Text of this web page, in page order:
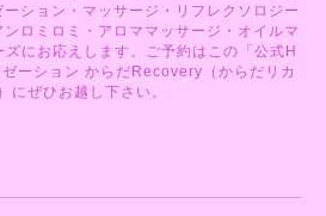
ション・マッサージ・リフレクソロジー
ンロミロミ・アロママッサージ・オイルマ
ズにお応えします。ご予約はこの「公式H
ーション からだRecovery（からだリカ
にぜひお越し下さい。